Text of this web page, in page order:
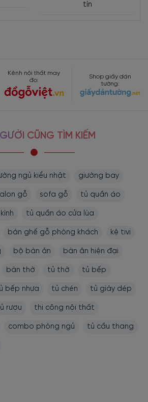
tín
Kênh nội thất may
đo:
Shop giấy dán
tường:
CŨNG TÌM KIẾM
ngủ kiểu nhật giường bay
gỗ sofa gỗ tủ quần áo
tủ quần áo cửa lùa
bàn ghế gỗ phòng khách kệ tivi
bộ bàn ăn bàn ăn hiện đại
bàn thờ tủ thờ tủ bếp
bếp nhựa tủ chén tủ giày dép
rượu thi công nội thất
combo phòng ngủ tủ cầu thang